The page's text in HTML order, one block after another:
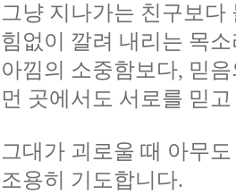
그냥 지나가는 친구보다
힘없이 깔려 내리는 목
아낌의 소중함보다, 믿
먼 곳에서도 서로를 믿
그대가 괴로울 때 아무
조용히 기도합니다.